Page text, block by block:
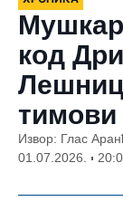
код
тимови
Извор: Глас
01.07.2026.